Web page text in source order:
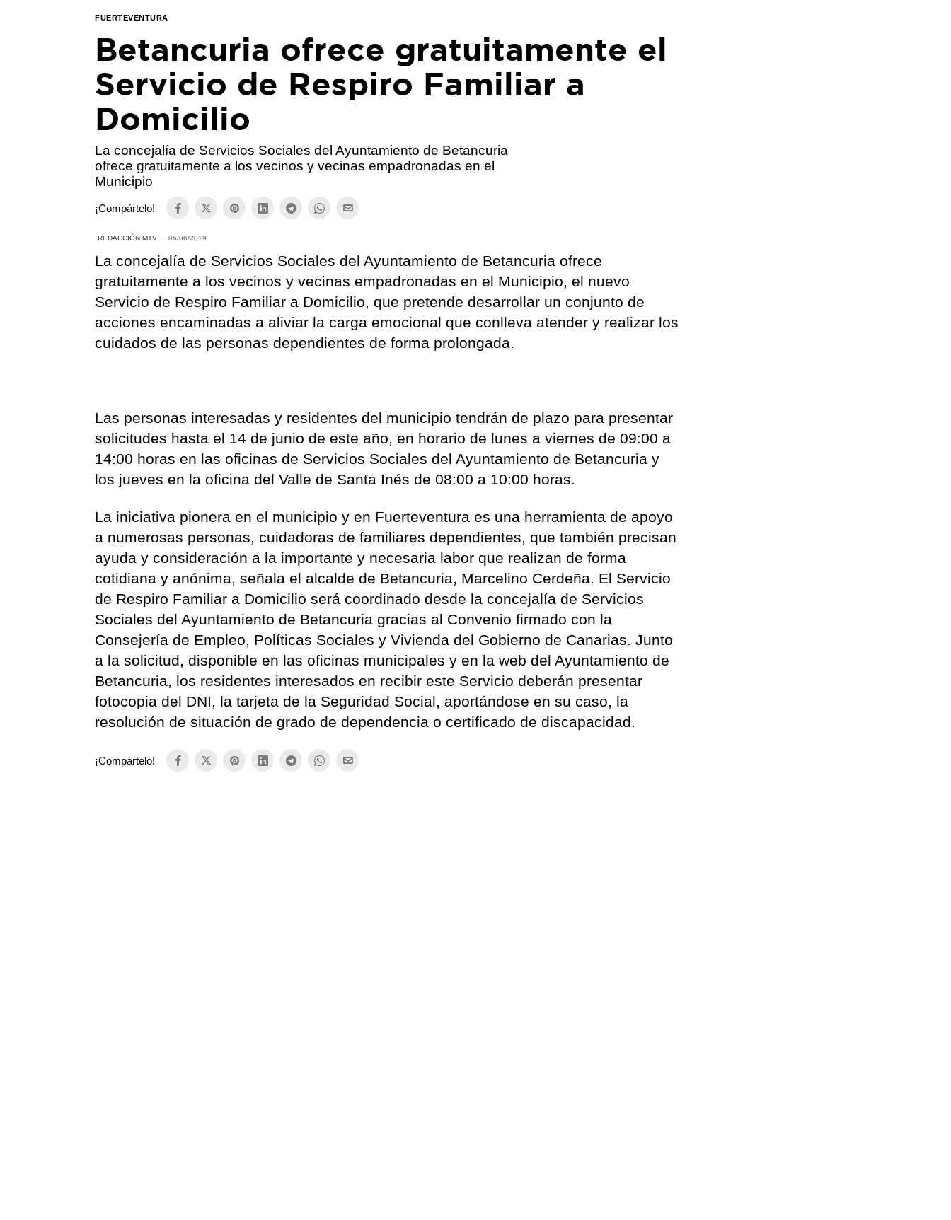
FUERTEVENTURA
Betancuria ofrece gratuitamente el
Servicio de Respiro Familiar a
Domicilio
La concejalía de Servicios Sociales del Ayuntamiento de Betancuria
ofrece gratuitamente a los vecinos y vecinas empadronadas en el
Municipio
¡Compártelo!
REDACCIÓN MTV 06/06/2019
La concejalía de Servicios Sociales del Ayuntamiento de Betancuria ofrece
gratuitamente a los vecinos y vecinas empadronadas en el Municipio, el nuevo
Servicio de Respiro Familiar a Domicilio, que pretende desarrollar un conjunto de
acciones encaminadas a aliviar la carga emocional que conlleva atender y realizar los
cuidados de las personas dependientes de forma prolongada.
Las personas interesadas y residentes del municipio tendrán de plazo para presentar
solicitudes hasta el 14 de junio de este año, en horario de lunes a viernes de 09:00 a
14:00 horas en las oficinas de Servicios Sociales del Ayuntamiento de Betancuria y
los jueves en la oficina del Valle de Santa Inés de 08:00 a 10:00 horas.
La iniciativa pionera en el municipio y en Fuerteventura es una herramienta de apoyo
a numerosas personas, cuidadoras de familiares dependientes, que también precisan
ayuda y consideración a la importante y necesaria labor que realizan de forma
cotidiana y anónima, señala el alcalde de Betancuria, Marcelino Cerdeña. El Servicio
de Respiro Familiar a Domicilio será coordinado desde la concejalía de Servicios
Sociales del Ayuntamiento de Betancuria gracias al Convenio firmado con la
Consejería de Empleo, Políticas Sociales y Vivienda del Gobierno de Canarias. Junto
a la solicitud, disponible en las oficinas municipales y en la web del Ayuntamiento de
Betancuria, los residentes interesados en recibir este Servicio deberán presentar
fotocopia del DNI, la tarjeta de la Seguridad Social, aportándose en su caso, la
resolución de situación de grado de dependencia o certificado de discapacidad.
¡Compártelo!